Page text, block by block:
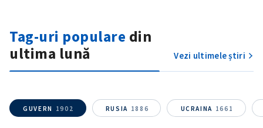
Trimite o informație
in English на русском
Tag-uri populare din
ultima lună
Vezi ultimele știri
GUVERN 1902 RUSIA 1886 UCRAINA 1661